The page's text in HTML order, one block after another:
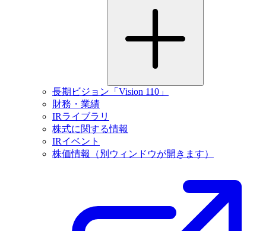
長期ビジョン「Vision 110」
財務・業績
IRライブラリ
株式に関する情報
IRイベント
株価情報
（別ウィンドウが開きます）